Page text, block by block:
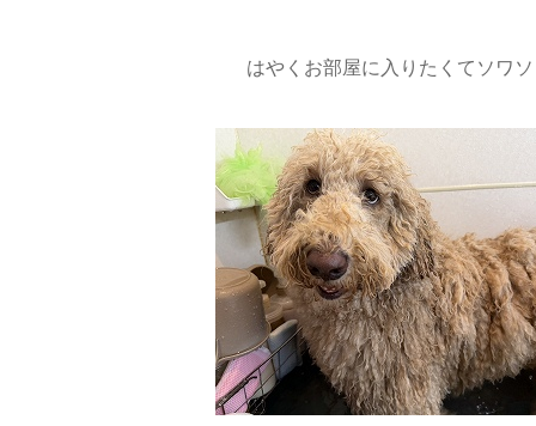
はやくお部屋に入りたくてソワソ